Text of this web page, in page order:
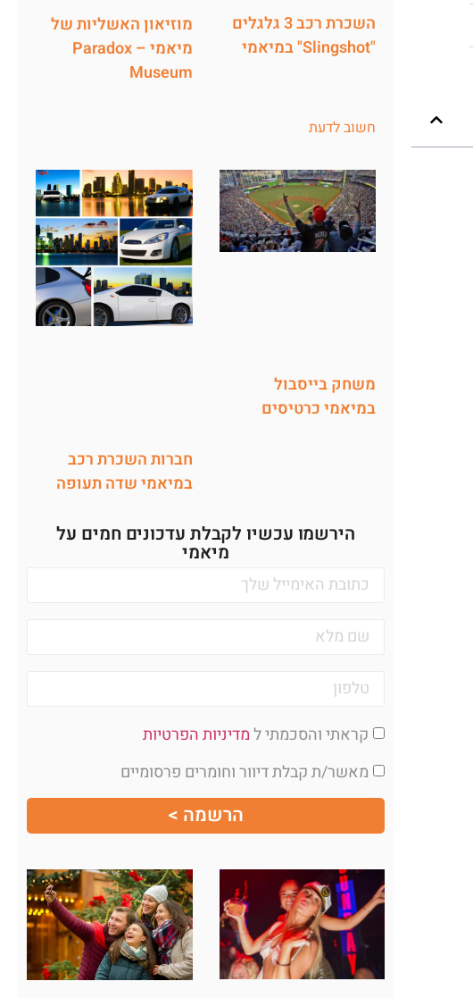
השכרת רכב 3 גלגלים
"Slingshot" במיאמי
מוזיאון האשליות של
מיאמי – Paradox
Museum
חשוב לדעת
משחק בייסבול
במיאמי כרטיסים
חברות השכרת רכב
במיאמי שדה תעופה
הירשמו עכשיו לקבלת עדכונים חמים על
מיאמי
קראתי והסכמתי למדיניות הפרטיות
מאשר/ת קבלת דיוור וחומרים פרסומיים
הרשמה >